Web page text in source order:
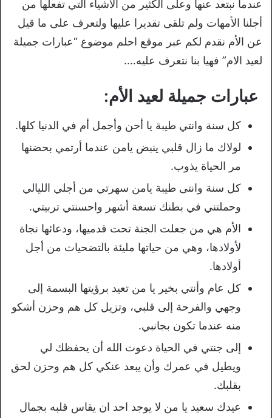
عندما نبتعد عنها وعلى الكثير من الأشياء التي تفعلها من
أجلنا الأمهات ولم تلقى تقديرا عليها ولتعرف على ما قيل
عن الأم نقدم لكم عبر موقع احلم موضوع “عبارات جميلة
لعيد الام” فهيا بنا نتعرف عليه….
عبارات جميلة لعيد الأم:
كل سنة وانتي طيبة يا أحن وأجمل أم في الدنيا كلها.
لولاك ما زال قلبي ينبض يامن عندما أرتمي بحضنها
مر الحياة يذوب.
كل سنة وانتى طيبة يامن سهرتي من أجلي الليالي
وحملتني في بطنك تسعة أشهر واحسنتي تربيتي.
الأم هي من جعلت الجنة تحت قدميها، ودعائها نجاة
لأولادها، وهي من حياتها مليئة بالتضحيات من أجل
أولادها.
كل عام وأنتي بخير يا من تعيد برؤيتها البسمة إلى
وجهي والفرحة إلى قلبي، وتزيل كل هم وحزن أشكو
منه عندما تكون بجانبي.
إلى جنتي في الحياة دعوت الله أن يحفظك لي
ويطيل في عمرك وأن يبعد عنكي كل هم وحزن لحق
بقلبك.
عيدك سعيد يا من لا يوجد احد ان يقاس قلبه بجمال